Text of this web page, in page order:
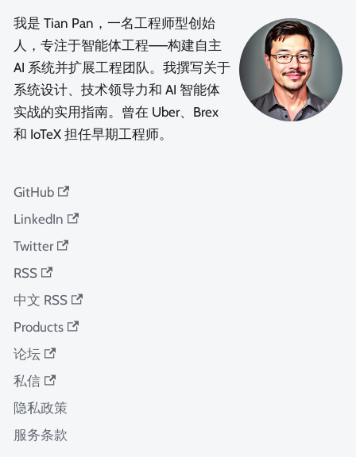
我是 Tian Pan，一名工程师型创始
人，专注于智能体工程——构建自主
AI 系统并扩展工程团队。我撰写关于
系统设计、技术领导力和 AI 智能体
实战的实用指南。曾在 Uber、Brex
和 IoTeX 担任早期工程师。
GitHub
LinkedIn
Twitter
RSS
中文 RSS
Products
论坛
私信
隐私政策
服务条款